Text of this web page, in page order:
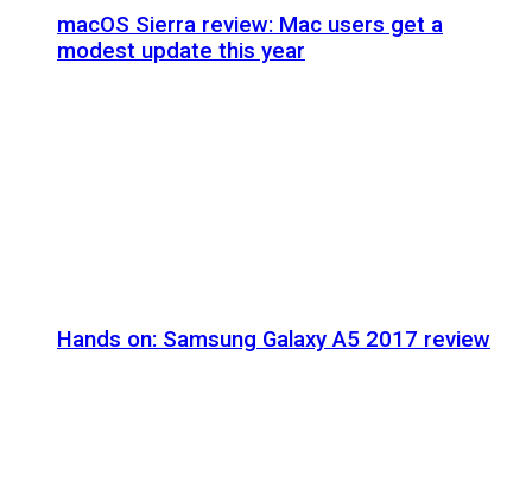
macOS Sierra review: Mac users get a
modest update this year
Hands on: Samsung Galaxy A5 2017 review